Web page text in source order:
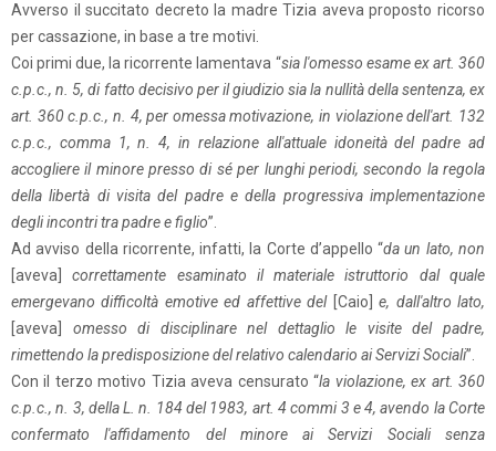
Avverso il succitato decreto la madre Tizia aveva proposto ricorso
per cassazione, in base a tre motivi.
Coi primi due, la ricorrente lamentava “sia l'omesso esame ex art. 360
c.p.c., n. 5, di fatto decisivo per il giudizio sia la nullità della sentenza, ex
art. 360 c.p.c., n. 4, per omessa motivazione, in violazione dell'art. 132
c.p.c., comma 1, n. 4, in relazione all'attuale idoneità del padre ad
accogliere il minore presso di sé per lunghi periodi, secondo la regola
della libertà di visita del padre e della progressiva implementazione
degli incontri tra padre e figlio”.
Ad avviso della ricorrente, infatti, la Corte d’appello “da un lato, non
[aveva]correttamente esaminato il materiale istruttorio dal quale
emergevano difficoltà emotive ed affettive del[Caio]e, dall'altro lato,
[aveva] omesso di disciplinare nel dettaglio le visite del padre,
rimettendo la predisposizione del relativo calendario ai Servizi Sociali”.
Con il terzo motivo Tizia aveva censurato “la violazione, ex art. 360
c.p.c., n. 3, della L. n. 184 del 1983, art. 4 commi 3 e 4, avendo la Corte
confermato l'affidamento del minore ai Servizi Sociali senza